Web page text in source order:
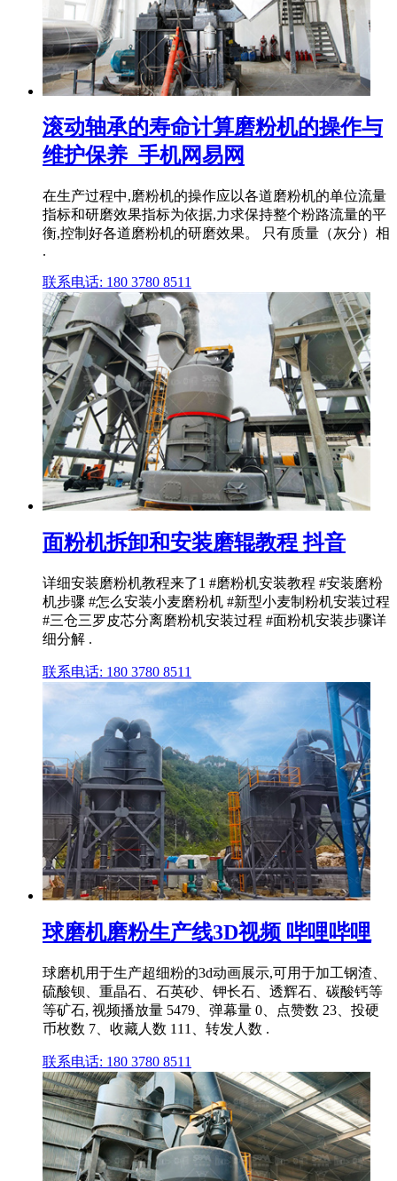
滚动轴承的寿命计算磨粉机的操作与
维护保养_手机网易网
在生产过程中,磨粉机的操作应以各道磨粉机的单位流量
指标和研磨效果指标为依据,力求保持整个粉路流量的平
衡,控制好各道磨粉机的研磨效果。 只有质量（灰分）相
.
联系电话: 180 3780 8511
面粉机拆卸和安装磨辊教程 抖音
详细安装磨粉机教程来了1 #磨粉机安装教程 #安装磨粉
机步骤 #怎么安装小麦磨粉机 #新型小麦制粉机安装过程
#三仓三罗皮芯分离磨粉机安装过程 #面粉机安装步骤详
细分解 .
联系电话: 180 3780 8511
球磨机磨粉生产线3D视频 哔哩哔哩
球磨机用于生产超细粉的3d动画展示,可用于加工钢渣、
硫酸钡、重晶石、石英砂、钾长石、透辉石、碳酸钙等
等矿石, 视频播放量 5479、弹幕量 0、点赞数 23、投硬
币枚数 7、收藏人数 111、转发人数 .
联系电话: 180 3780 8511